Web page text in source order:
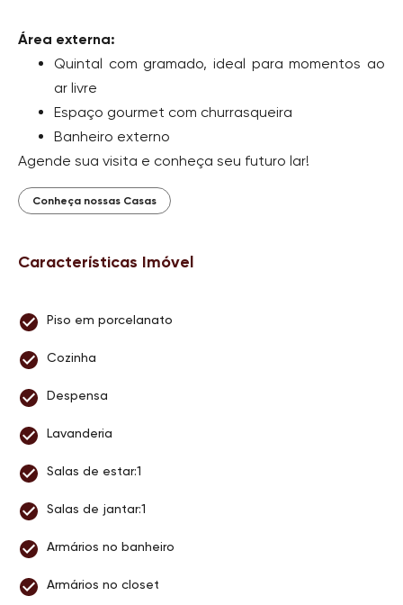
Área externa:
Quintal com gramado, ideal para momentos ao
ar livre
Espaço gourmet com churrasqueira
Banheiro externo
Agende sua visita e conheça seu futuro lar!
Conheça nossas Casas
Características Imóvel
Piso em porcelanato
Cozinha
Despensa
Lavanderia
Salas de estar:1
Salas de jantar:1
Armários no banheiro
Armários no closet